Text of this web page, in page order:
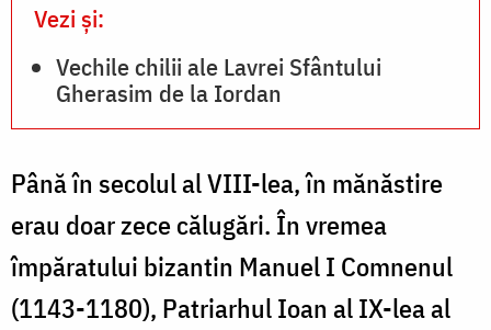
Vezi și:
Vechile chilii ale Lavrei Sfântului
Gherasim de la Iordan
Până în secolul al VIII-lea, în mănăstire
erau doar zece călugări. În vremea
împăratului bizantin Manuel I Comnenul
(1143-1180), Patriarhul Ioan al IX-lea al